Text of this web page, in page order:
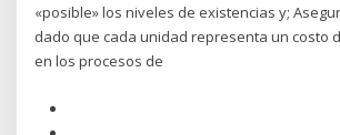
«posible» los niveles de existencias y;
dado que cada unidad representa un costo
en los procesos de